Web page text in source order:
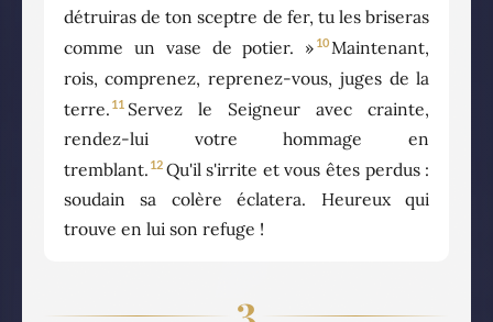
détruiras de ton sceptre de fer, tu les briseras
comme un vase de potier. » 10Maintenant,
rois, comprenez, reprenez-vous, juges de la
terre. 11 Servez le Seigneur avec crainte,
rendez-lui votre hommage en
tremblant. 12 Qu'il s'irrite et vous êtes perdus :
soudain sa colère éclatera. Heureux qui
trouve en lui son refuge !